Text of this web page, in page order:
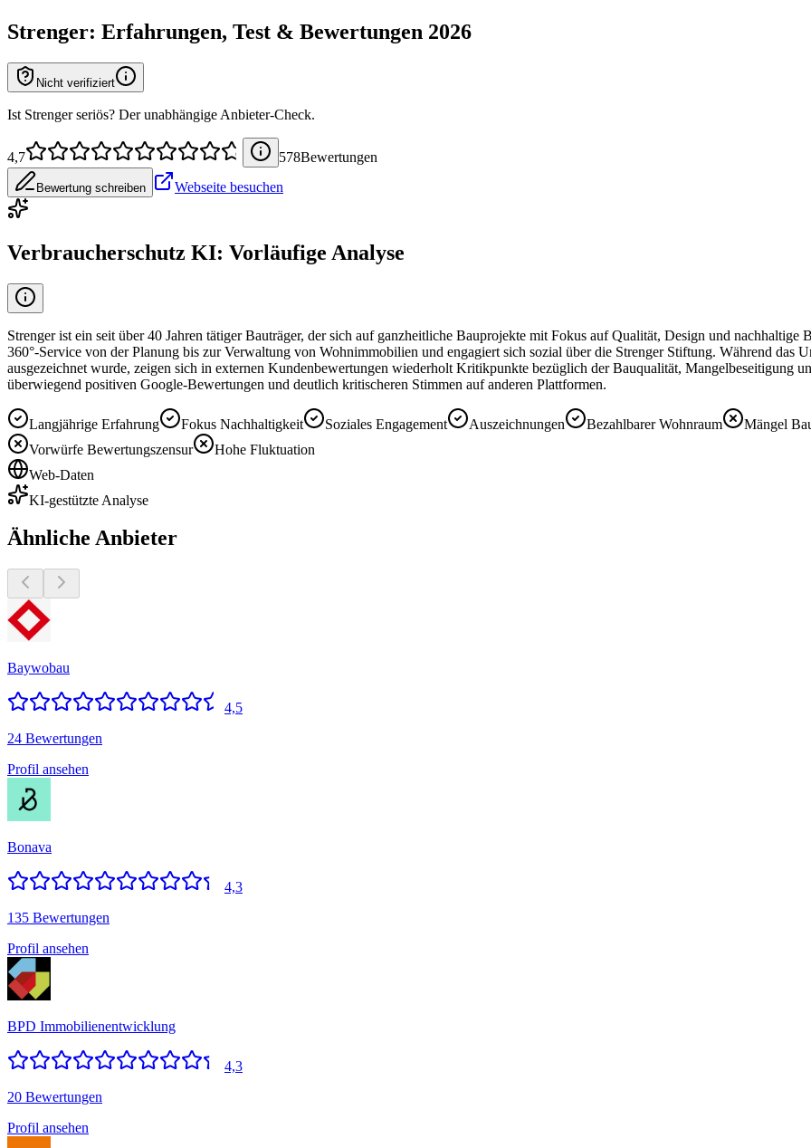
Strenger: Erfahrungen, Test & Bewertungen 2026
Nicht verifiziert
Ist Strenger seriös? Der unabhängige Anbieter-Check.
4,7 578Bewertungen
Bewertung schreiben Webseite besuchen
Verbraucherschutz KI: Vorläufige Analyse
Strenger ist ein seit über 40 Jahren tätiger Bauträger, der sich auf ganzheitliche Bauprojekte mit Fokus auf Qualität, Design und nachhaltige
360°-Service von der Planung bis zur Verwaltung von Wohnimmobilien und engagiert sich sozial über die Strenger Stiftung. Während das
ausgezeichnet wurde, zeigen sich in externen Kundenbewertungen wiederholt Kritikpunkte bezüglich der Bauqualität, Mangelbeseitigung
überwiegend positiven Google-Bewertungen und deutlich kritischeren Stimmen auf anderen Plattformen.
Langjährige Erfahrung Fokus Nachhaltigkeit Soziales Engagement Auszeichnungen Bezahlbarer Wohnraum Mängel
Vorwürfe Bewertungszensur
Hohe Fluktuation
Web-Daten
KI-gestützte Analyse
Ähnliche Anbieter
Baywobau
4,5
24 Bewertungen
Profil ansehen
Bonava
4,3
135 Bewertungen
Profil ansehen
BPD Immobilienentwicklung
4,3
20 Bewertungen
Profil ansehen